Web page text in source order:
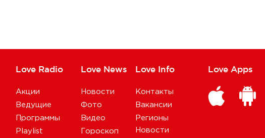
Love Radio
Акции
Ведущие
Программы
Playlist
Love News
Новости
Фото
Видео
Гороскоп
Love Info
Контакты
Вакансии
Регионы
Новости
Love Apps